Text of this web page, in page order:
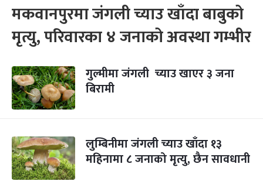
मकवानपुरमा जंगली च्याउ खाँदा बाबुको
मृत्यु, परिवारका ४ जनाको अवस्था गम्भीर
गुल्मीमा जंगली च्याउ खाएर ३ जना
बिरामी
लुम्बिनीमा जंगली च्याउ खाँदा १३
महिनामा ८ जनाको मृत्यु, छैन सावधानी